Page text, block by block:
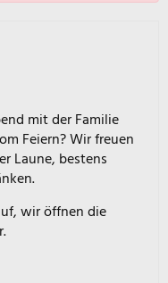
mit der Familie
Feiern? Wir freuen
Laune, bestens
wir öffnen die